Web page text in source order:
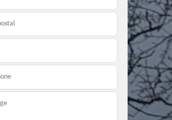
haie 56
Entreprise abattage
arbre 56